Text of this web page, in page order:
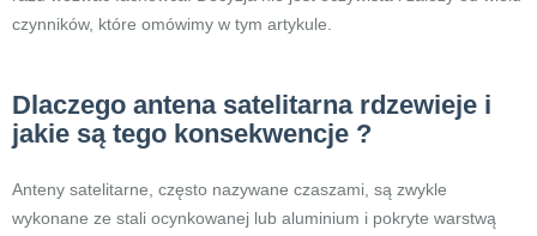
czynników, które omówimy w tym artykule.
Dlaczego antena satelitarna rdzewieje i
jakie są tego konsekwencje ?
Anteny satelitarne, często nazywane czaszami, są zwykle
wykonane ze stali ocynkowanej lub aluminium i pokryte warstwą